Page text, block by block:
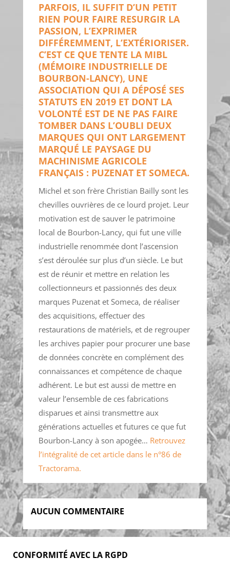
PARFOIS, IL SUFFIT D’UN PETIT
RIEN POUR FAIRE RESURGIR LA
PASSION, L’EXPRIMER
DIFFÉREMMENT, L’EXTÉRIORISER.
C’EST CE QUE TENTE LA MIBL
(MÉMOIRE INDUSTRIELLE DE
BOURBON-LANCY), UNE
ASSOCIATION QUI A DÉPOSÉ SES
STATUTS EN 2019 ET DONT LA
VOLONTÉ EST DE NE PAS FAIRE
TOMBER DANS L’OUBLI DEUX
MARQUES QUI ONT LARGEMENT
MARQUÉ LE PAYSAGE DU
MACHINISME AGRICOLE
FRANÇAIS : PUZENAT ET SOMECA.
Michel et son frère Christian Bailly sont les
chevilles ouvrières de ce lourd projet. Leur
motivation est de sauver le patrimoine
local de Bourbon-Lancy, qui fut une ville
industrielle renommée dont l’ascension
s’est déroulée sur plus d’un siècle. Le but
est de réunir et mettre en relation les
collectionneurs et passionnés des deux
marques Puzenat et Someca, de réaliser
des acquisitions, effectuer des
restaurations de matériels, et de regrouper
les archives papier pour procurer une base
de données concrète en complément des
connaissances et compétence de chaque
adhérent. Le but est aussi de mettre en
valeur l’ensemble de ces fabrications
disparues et ainsi transmettre aux
générations actuelles et futures ce que fut
Bourbon-Lancy à son apogée… Retrouvez
l’intégralité de cet article dans le n°86 de
Tractorama.
AUCUN COMMENTAIRE
CONFORMITÉ AVEC LA RGPD